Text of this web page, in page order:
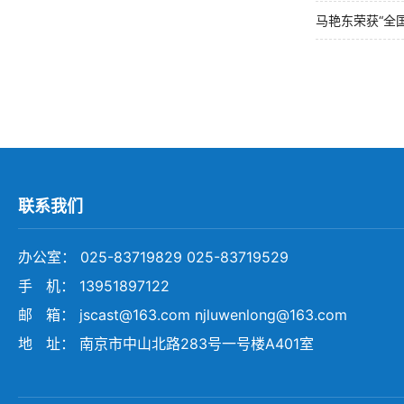
马艳东荣获“全
联系我们
办公室： 025-83719829 025-83719529
手 机： 13951897122
邮 箱： jscast@163.com njluwenlong@163.com
地 址： 南京市中山北路283号一号楼A401室